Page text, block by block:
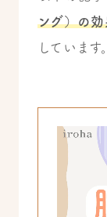
ング）の
しています。